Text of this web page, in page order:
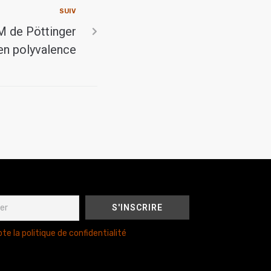
SUIV
de Pöttinger
polyvalence
la politique de confidentialité